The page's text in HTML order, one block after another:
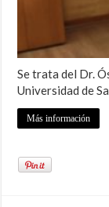
Se trata del Dr.
Universidad de
Más información